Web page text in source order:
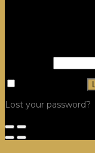
Lost your password?